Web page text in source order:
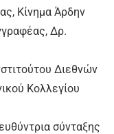
Κίνημα Άρδην
Δρ.
Διεθνών
Κολλεγίου
σύνταξης